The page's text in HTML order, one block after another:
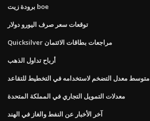
برودة زيت boe
توقعات سعر صرف اليورو دولار
Quicksilver مراجعات بطاقات الائتمان
أرباح تداول الذهب
متوسط ​​معدل التضخم لاستخدامه في التخطيط للتقاعد
معدلات التمويل التجاري في المملكة المتحدة
آخر الأخبار عن النفط والغاز في الهند